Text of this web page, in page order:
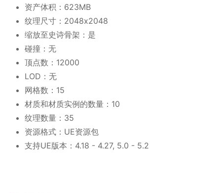
资产体积：623MB
纹理尺寸：2048x2048
缩放至史诗骨架：是
碰撞：无
顶点数：12000
LOD：无
网格数：15
材质和材质实例的数量：10
纹理数量：35
资源格式：UE资源包
支持UE版本：4.18 - 4.27, 5.0 - 5.2